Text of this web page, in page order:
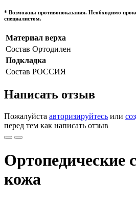
* Возможны противопоказания. Необходимо
специалистом.
Материал верха
Состав Ортодилен
Подкладка
Состав РОССИЯ
Написать отзыв
Пожалуйста авторизируйтесь или
перед тем как написать отзыв
Ортопедические
кожа